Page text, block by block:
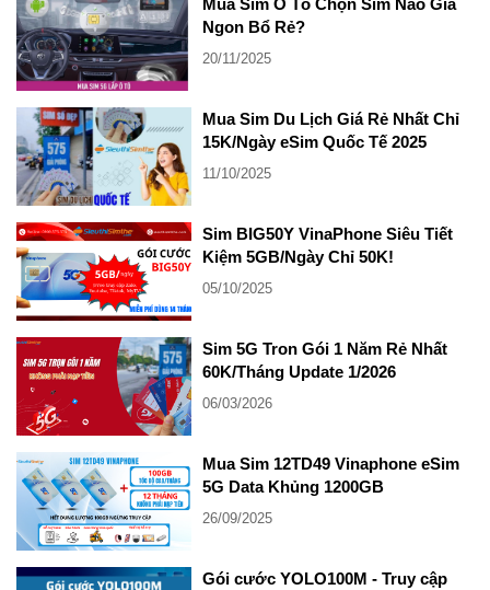
Ngon Bổ Rẻ?
20/11/2025
Mua Sim Du Lịch Giá Rẻ Nhất Chỉ
15K/Ngày eSim Quốc Tế 2025
11/10/2025
Sim BIG50Y VinaPhone Siêu Tiết
Kiệm 5GB/Ngày Chỉ 50K!
05/10/2025
Sim 5G Tron Gói 1 Năm Rẻ Nhất
60K/Tháng Update 1/2026
06/03/2026
Mua Sim 12TD49 Vinaphone eSim
5G Data Khủng 1200GB
26/09/2025
Gói cước YOLO100M - Truy cập